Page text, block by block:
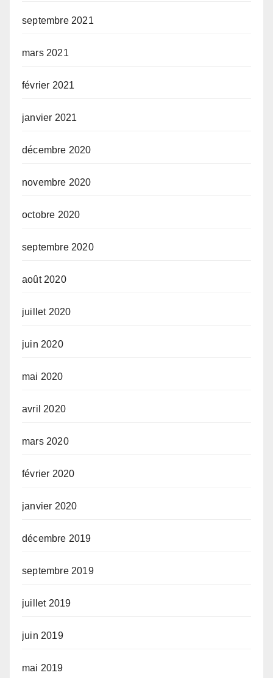
septembre 2021
mars 2021
février 2021
janvier 2021
décembre 2020
novembre 2020
octobre 2020
septembre 2020
août 2020
juillet 2020
juin 2020
mai 2020
avril 2020
mars 2020
février 2020
janvier 2020
décembre 2019
septembre 2019
juillet 2019
juin 2019
mai 2019